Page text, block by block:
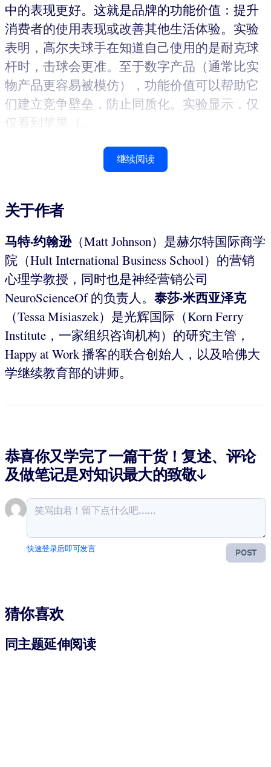
中的表现更好。这就是品牌的功能价值：提升
消费者的使用表现或改善其他生活体验。实验
表明，高尔夫球手在知道自己使用的是耐克球
杆时，击球会更准。至于数字产品（通常比实
物产品更容易被模仿），功能价值可以帮助它
们建立竞争壁垒，防止同质化。实验显示，仅
仅看到苹果（...
继续阅读
关于作者
马特·约翰逊（Matt Johnson）是赫尔特国际商学
院（Hult International Business School）的营销
心理学教授，同时也是神经营销公司
NeuroScienceOf 的负责人。 泰莎·米西亚泽克
（Tessa Misiaszek）是光辉国际（Korn Ferry
Institute，一家组织咨询机构）的研究主管，
Happy at Work 播客的联合创始人，以及哈佛大
学继续教育部的讲师。
恭喜你又学完了一篇干货！复述、评论
及做笔记是对知识最大的致敬↓
POST
快速登录后即可发言
猜你喜欢
同主题延伸阅读